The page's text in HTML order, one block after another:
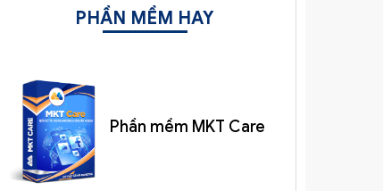
PHẦN MỀM HAY
Phần mềm MKT Care